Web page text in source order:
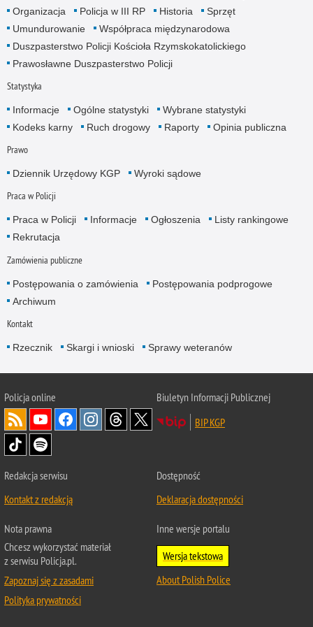
Organizacja
Policja w III RP Historia
Sprzęt
Umundurowanie
Współpraca międzynarodowa
Duszpasterstwo Policji Kościoła Rzymskokatolickiego
Prawosławne Duszpasterstwo Policji
Statystyka
Informacje Ogólne statystyki
Wybrane statystyki
Kodeks karny
Ruch drogowy Raporty Opinia publiczna
Prawo
Dziennik Urzędowy KGP Wyroki sądowe
Praca w Policji
Praca w Policji Informacje Ogłoszenia
Listy rankingowe
Rekrutacja
Zamówienia publiczne
Postępowania o zamówienia
Postępowania podprogowe
Archiwum
Kontakt
Rzecznik Skargi i wnioski Sprawy weteranów
Policjaonline
Biuletyn Informacji Publicznej
BIP KGP
Redakcja serwisu
Kontakt z redakcją
Dostępność
Deklaracja dostępności
Nota prawna
Chcesz wykorzystać materiał
z serwisu Policja.pl.
Zapoznaj się z zasadami
Polityka prywatności
Inne wersje portalu
Wersja tekstowa
About Polish Police